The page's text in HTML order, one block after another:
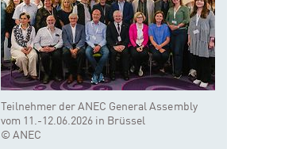
Teilnehmer der ANEC General Assembly
vom 11.-12.06.2026 in Brüssel
© ANEC